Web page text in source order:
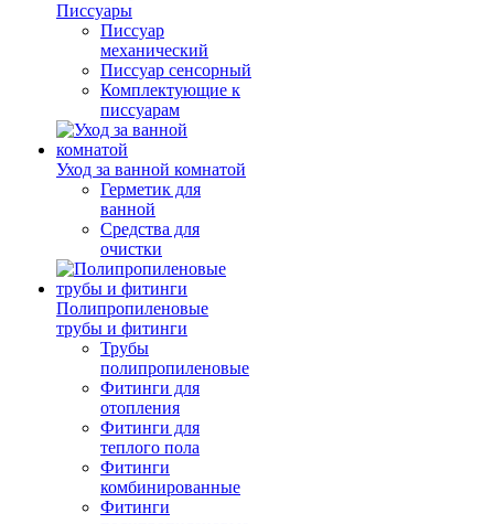
Писсуары
Писсуар
механический
Писсуар сенсорный
Комплектующие к
писсуарам
Уход за ванной комнатой
Герметик для
ванной
Средства для
очистки
Полипропиленовые
трубы и фитинги
Трубы
полипропиленовые
Фитинги для
отопления
Фитинги для
теплого пола
Фитинги
комбинированные
Фитинги